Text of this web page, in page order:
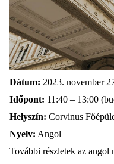
Dátum: 2023. november
Időpont: 11:40 – 13:00
Helyszín: Corvinus
Nyelv: Angol
További részletek az angol